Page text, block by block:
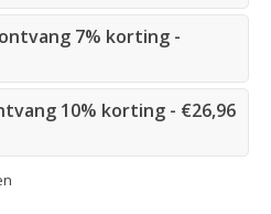
7% korting -
10% korting - €26,96